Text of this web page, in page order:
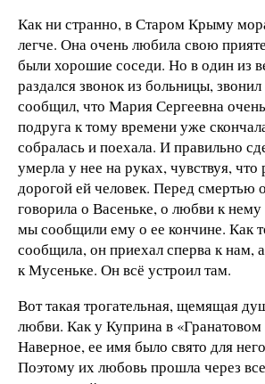
Как ни странно, в Старом Крыму
легче. Она очень любила свою
были хорошие соседи. Но в один из
раздался звонок из больницы,
сообщил, что Мария Сергеевна
подруга к тому времени уже
собралась и поехала. И правильно
умерла у нее на руках, чувствуя,
дорогой ей человек. Перед смертью
говорила о Васеньке, о любви к
мы сообщили ему о ее кончине. Как
сообщила, он приехал сперва к нам,
к Мусеньке. Он всё устроил там.
Вот такая трогательная, щемящая
любви. Как у Куприна в «Гранатовом
Наверное, ее имя было свято для
Поэтому их любовь прошла через